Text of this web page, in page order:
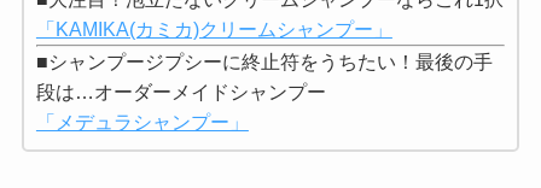
「KAMIKA(カミカ)クリームシャンプー」
■シャンプージプシーに終止符をうちたい！最後の手
段は…オーダーメイドシャンプー
「メデュラシャンプー」